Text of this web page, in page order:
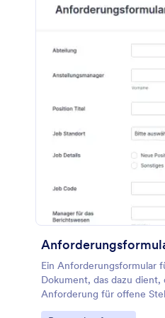
Bedenken am Arbeitsplatz
fühlen. Wenn Sie dieses
Bedürfnisse anpassen
einfach unseren Drag &
Formularfelder wie nötig
Arbeitsplatz können Sie
Mitarbeiter einholen und
in Ihrem Unternehmen
so sicher wie möglich
Ein Anforderungsformular
Dokument, das dazu
Anforderung für offene
Organisation, einem